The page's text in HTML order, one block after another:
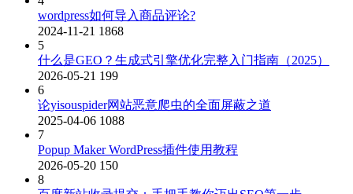
wordpress如何导入商品评论?
2024-11-21 1868
5
什么是GEO？生成式引擎优化完整入门指南（2025）
2026-05-21 199
6
论yisouspider网站恶意爬虫的全面屏蔽之道
2025-04-06 1088
7
Popup Maker WordPress插件使用教程
2026-05-20 150
8